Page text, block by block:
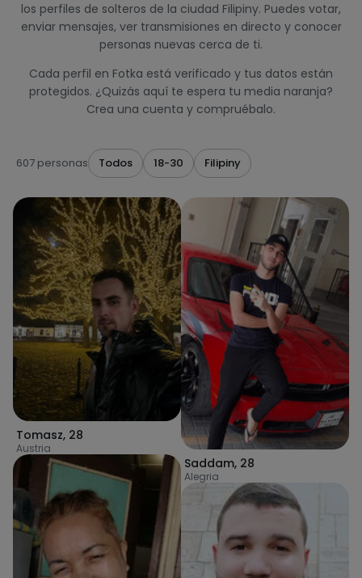
los perfiles de solteros de la ciudad Filipiny. Puedes votar,
enviar mensajes, ver transmisiones en directo y conocer
personas nuevas cerca de ti.
Cada perfil en Fotka está verificado y tus datos están
protegidos. ¿Quizás aquí te espera tu media naranja?
Crea una cuenta y compruébalo.
607 personas Todos 18-30 Filipiny
Tomasz, 28
Austria
Saddam, 28
Alegria